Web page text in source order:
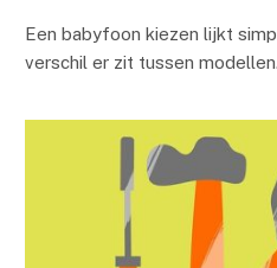
Een babyfoon kiezen lijkt
verschil er zit tussen